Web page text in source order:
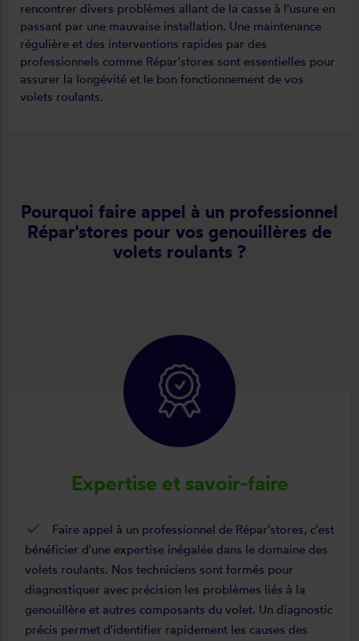
rencontrer divers problèmes allant de la casse à l'usure en
passant par une mauvaise installation. Une maintenance
régulière et des interventions rapides par des
professionnels comme Répar'stores sont essentielles pour
assurer la longévité et le bon fonctionnement de vos
volets roulants.
Pourquoi faire appel à un professionnel
Répar'stores pour vos genouillères de
volets roulants ?
Expertise et savoir-faire
Faire appel à un professionnel de Répar'stores, c'est
bénéficier d'une expertise inégalée dans le domaine des
volets roulants. Nos techniciens sont formés pour
diagnostiquer avec précision les problèmes liés à la
genouillère et autres composants du volet. Un diagnostic
précis permet d'identifier rapidement les causes des